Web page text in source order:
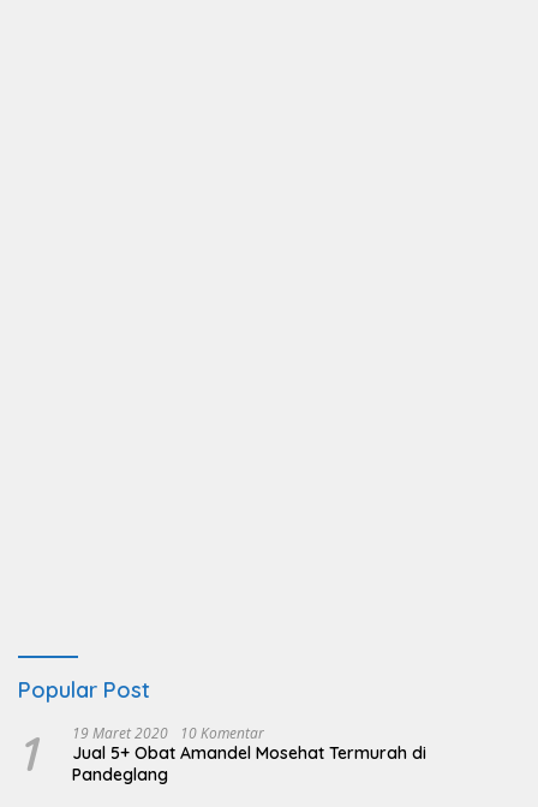
Popular Post
1 19 Maret 2020 10 Komentar
Jual 5+ Obat Amandel Mosehat Termurah di
Pandeglang